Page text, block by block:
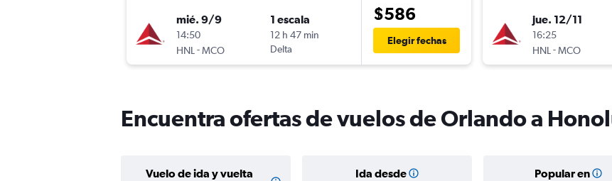
mié. 9/9
14:50
HNL -MCO
1 escala
12 h 47 min
Delta
$586
Elegir fechas
jue. 12/11
16:25
HNL -MCO
Encuentra ofertas de vuelos de Orlando a
Vuelo de ida y vuelta
Ida desde Popular en